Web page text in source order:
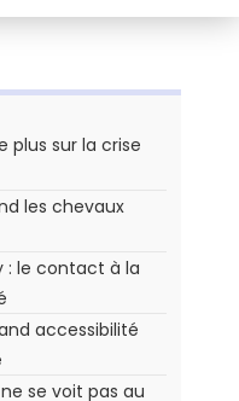
plus sur la crise
les chevaux
: le contact à la
accessibilité
se voit pas au